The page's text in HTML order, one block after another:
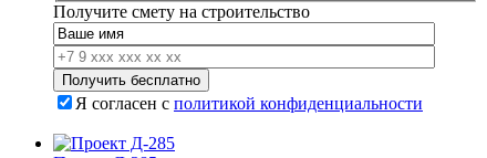
Получите смету на строительство
Я согласен с политикой конфиденциальности